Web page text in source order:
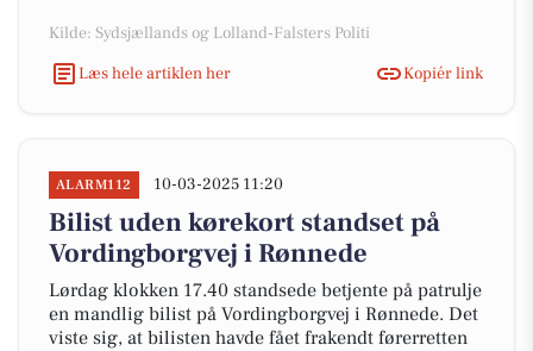
Kilde: Sydsjællands og Lolland-Falsters Politi
Læs hele artiklen her
Kopiér link
ALARM112 10-03-2025 11:20
Bilist uden kørekort standset på
Vordingborgvej i Rønnede
Lørdag klokken 17.40 standsede betjente på patrulje
en mandlig bilist på Vordingborgvej i Rønnede. Det
viste sig, at bilisten havde fået frakendt førerretten